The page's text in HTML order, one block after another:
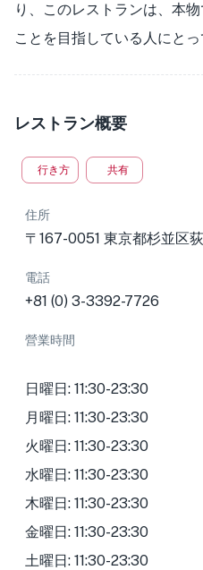
り、このレストランは、本
ことを目指している人にとっ
レストラン概要
行き方 共有
住所
〒167-0051 東京都杉並区
電話
+81 (0) 3-3392-7726
營業時間
日曜日: 11:30-23:30
月曜日: 11:30-23:30
火曜日: 11:30-23:30
水曜日: 11:30-23:30
木曜日: 11:30-23:30
金曜日: 11:30-23:30
土曜日: 11:30-23:30